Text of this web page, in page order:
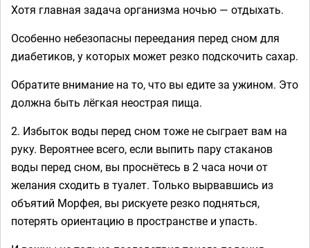
Хотя главная задача организма ночью — отдыхать.
Особенно небезопасны переедания перед сном для
диабетиков, у которых может резко подскочить сахар.
Обратите внимание на то, что вы едите за ужином. Это
должна быть лёгкая неострая пища.
2. Избыток воды перед сном тоже не сыграет вам на
руку. Вероятнее всего, если выпить пару стаканов
воды перед сном, вы проснётесь в 2 часа ночи от
желания сходить в туалет. Только вырвавшись из
объятий Морфея, вы рискуете резко подняться,
потерять ориентацию в пространстве и упасть.